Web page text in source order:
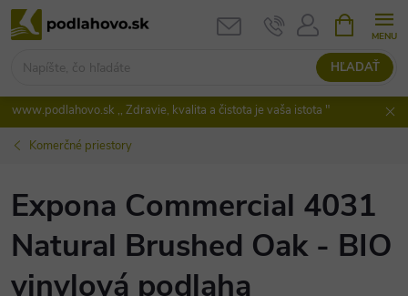
Prejsť
na
HĽADAŤ
KOŠÍK
www.podlahovo.sk ,, Zdravie, kvalita a čistota je vaša istota "
Komerčné priestory
Expona Commercial 4031
Natural Brushed Oak - BIO
vinylová podlaha